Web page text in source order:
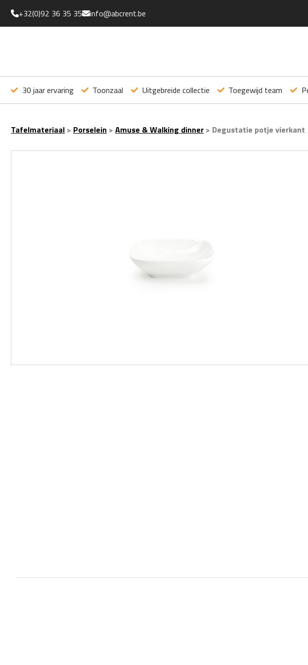
+32(0)92 36 35 35 info@abcrent.be
30 jaar ervaring Toonzaal Uitgebreide collectie Toegewijd team
Tafelmateriaal > Porselein > Amuse & Walking dinner > Degustatie potje vierkant